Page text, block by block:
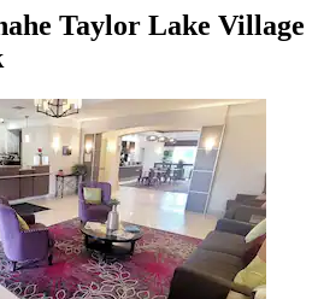
Taylor Lake Village